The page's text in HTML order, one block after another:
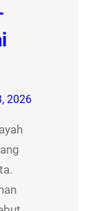
2026